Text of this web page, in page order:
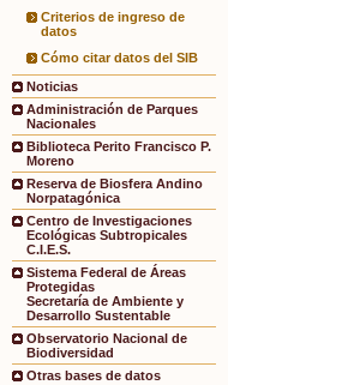
Criterios de ingreso de
datos
Cómo citar datos del SIB
Noticias
Administración de Parques
Nacionales
Biblioteca Perito Francisco P.
Moreno
Reserva de Biosfera Andino
Norpatagónica
Centro de Investigaciones
Ecológicas Subtropicales
C.I.E.S.
Sistema Federal de Áreas
Protegidas
Secretaría de Ambiente y
Desarrollo Sustentable
Observatorio Nacional de
Biodiversidad
Otras bases de datos